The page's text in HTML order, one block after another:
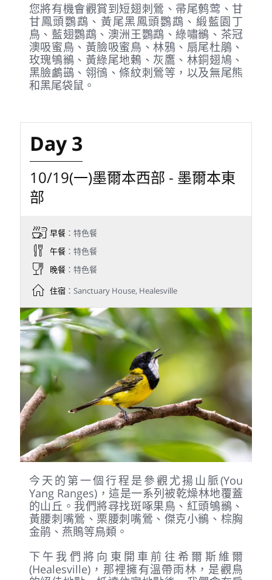
您將有機會觀賞到短翅刺鶯、帚尾鹩莺、甘
甘鳳頭鸚鵡、黃尾黑鳳頭鸚鵡、緞藍園丁
鳥、藍翅鸚鵡、澳洲王鸚鵡、綠嘯鶲、茶冠
澳吸蜜鳥、黃臉吸蜜鳥、林鴉、扇尾杜鵑、
玫瑰鴝鶲、黃綠尾地鶇、灰鷹、林銅翅鳩、
黑臉鸕鷀、翎鴴、條紋刺鶯等，以及無尾熊
和黑尾袋鼠。
Day 3
10/19(一)墨爾本西部 - 墨爾本東
部
早餐：特色餐
午餐：特色餐
晚餐：特色餐
住宿：Sanctuary House, Healesville
今天的第一個行程是參觀尤揚山脈(You
Yang Ranges)，這是一系列被乾燥林地覆蓋
的山丘。我們將尋找斑啄果鳥、紅頭鴝鶲、
黃腰刺嘴鶯、栗腰刺嘴鶯、傑克小鶲、棕胸
金鹃、燕鵙等鳥類。
下午我們將向東開車前往希爾斯維爾
(Healesville)，那裡擁有溫帶雨林，是觀鳥